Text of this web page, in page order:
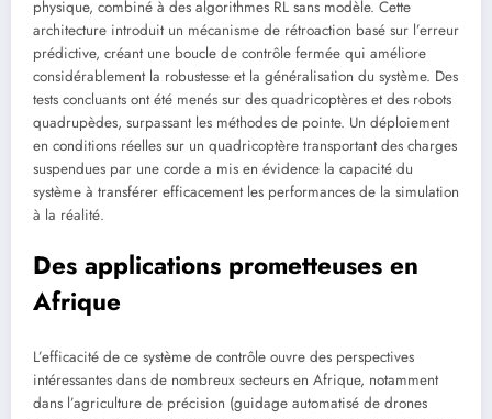
physique, combiné à des algorithmes RL sans modèle. Cette
architecture introduit un mécanisme de rétroaction basé sur l’erreur
prédictive, créant une boucle de contrôle fermée qui améliore
considérablement la robustesse et la généralisation du système. Des
tests concluants ont été menés sur des quadricoptères et des robots
quadrupèdes, surpassant les méthodes de pointe. Un déploiement
en conditions réelles sur un quadricoptère transportant des charges
suspendues par une corde a mis en évidence la capacité du
système à transférer efficacement les performances de la simulation
à la réalité.
Des applications prometteuses en
Afrique
L’efficacité de ce système de contrôle ouvre des perspectives
intéressantes dans de nombreux secteurs en Afrique, notamment
dans l’agriculture de précision (guidage automatisé de drones